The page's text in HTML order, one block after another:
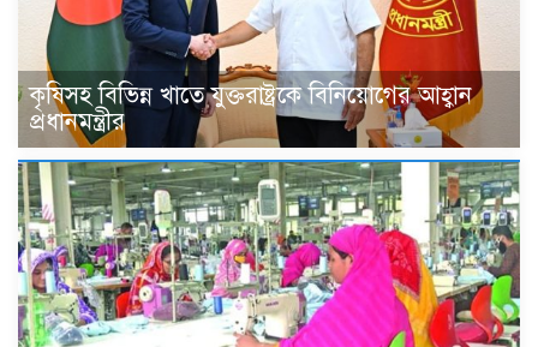
কৃষিসহ বিভিন্ন খাতে যুক্তরাষ্ট্রকে বিনিয়োগের আহ্বান
প্রধানমন্ত্রীর